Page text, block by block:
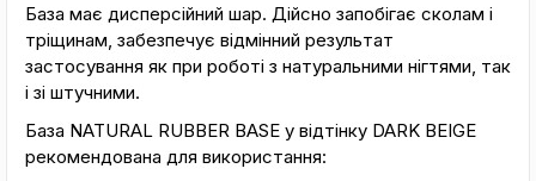
База має дисперсійний шар. Дійсно запобігає сколам і
тріщинам, забезпечує відмінний результат
застосування як при роботі з натуральними нігтями, так
і зі штучними.
База NATURAL RUBBER BASE у відтінку DARK BEIGE
рекомендована для використання: